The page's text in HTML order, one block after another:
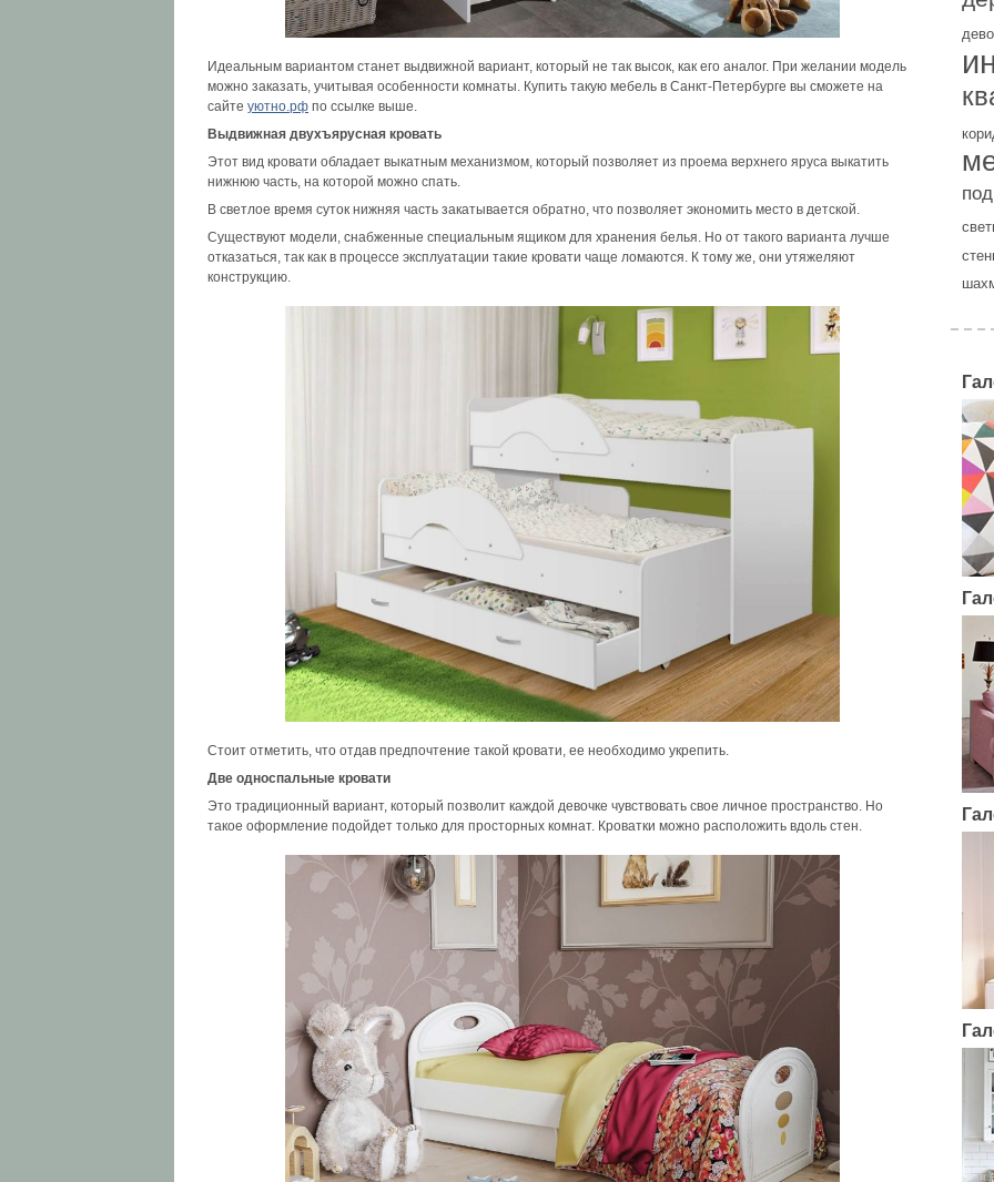
Идеальным вариантом станет выдвижной вариант, который не так высок, как его аналог. При желании модель
можно заказать, учитывая особенности комнаты. Купить такую мебель в Санкт-Петербурге вы сможете на
сайте уютно.рф по ссылке выше.
Выдвижная двухъярусная кровать
Этот вид кровати обладает выкатным механизмом, который позволяет из проема верхнего яруса выкатить
нижнюю часть, на которой можно спать.
В светлое время суток нижняя часть закатывается обратно, что позволяет экономить место в детской.
Существуют модели, снабженные специальным ящиком для хранения белья. Но от такого варианта лучше
отказаться, так как в процессе эксплуатации такие кровати чаще ломаются. К тому же, они утяжеляют
конструкцию.
Стоит отметить, что отдав предпочтение такой кровати, ее необходимо укрепить.
Две односпальные кровати
Это традиционный вариант, который позволит каждой девочке чувствовать свое личное пространство. Но
такое оформление подойдет только для просторных комнат. Кроватки можно расположить вдоль стен.